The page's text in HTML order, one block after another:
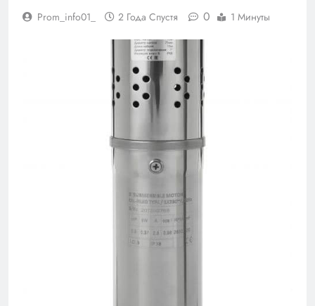
Prom_info01_ 2 Года Спустя 0 1 Минуты